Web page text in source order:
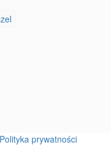
Polityka prywatności